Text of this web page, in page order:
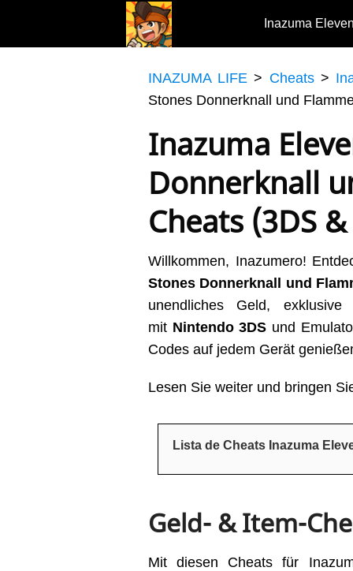
Inazuma Eleven
INAZUMA LIFE > Cheats>
Stones Donnerknall und
Inazuma
Donnerknall
Cheats (3DS
Willkommen, Inazumero!
Stones Donnerknall und
unendliches Geld,
mit Nintendo 3DS und
Codes auf jedem Gerät
Lesen Sie weiter und bringen
Lista de Cheats Inazuma
Geld- & Item-
Mit diesen Cheats für